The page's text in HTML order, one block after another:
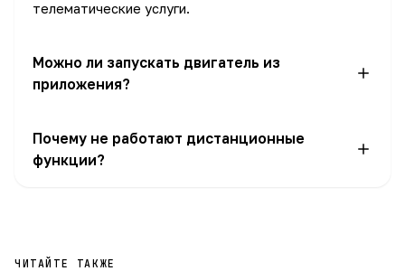
телематические услуги.
Можно ли запускать двигатель из
приложения?
доступен дистанционный запуск двигателя и
климат-контроль.
Почему не работают дистанционные
функции?
ЧИТАЙТЕ ТАКЖЕ